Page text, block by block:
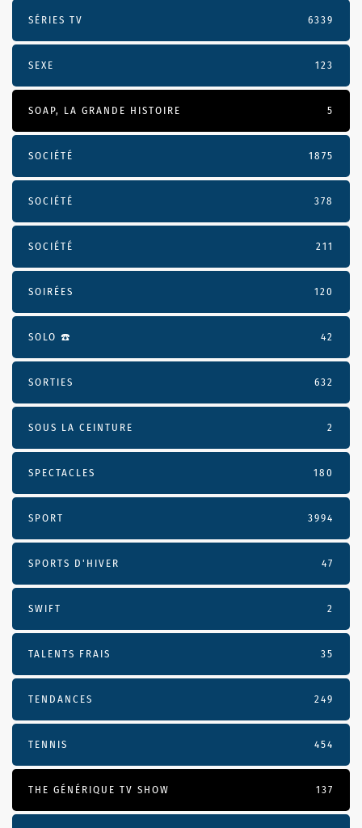
SÉRIES TV 6339
SEXE 123
SOAP, LA GRANDE HISTOIRE 5
SOCIÉTÉ 1875
SOCIÉTÉ 378
SOCIÉTÉ 211
SOIRÉES 120
SOLO ☎️ 42
SORTIES 632
SOUS LA CEINTURE 2
SPECTACLES 180
SPORT 3994
SPORTS D'HIVER 47
SWIFT 2
TALENTS FRAIS 35
TENDANCES 249
TENNIS 454
THE GÉNÉRIQUE TV SHOW 137